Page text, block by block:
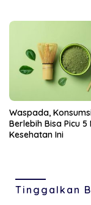
Waspada,
Berlebih Bisa Picu 5
Kesehatan Ini
Tinggalkan